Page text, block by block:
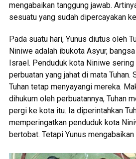
mengabaikan tanggung jawab.
sesuatu yang sudah dipercayakan
Pada suatu hari, Yunus diutus oleh
Niniwe adalah ibukota Asyur,
Israel. Penduduk kota Niniwe
perbuatan yang jahat di mata Tuhan.
Tuhan tetap menyayangi mereka.
dihukum oleh perbuatannya, Tuhan
pergi ke kota itu. Ia diperintahkan
memperingatkan penduduk kota
bertobat. Tetapi Yunus